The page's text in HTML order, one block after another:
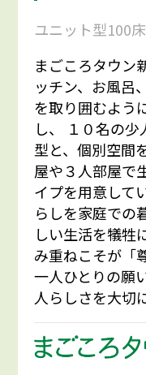
ユニット型100
まごころタウン
ッチン、お風呂
を取り囲むよう
し、 １０名の
型と、個別空間
屋や３人部屋で
イプを用意して
らしを家庭での
しい生活を犠牲
み重ねこそが「
一人ひとりの願
人らしさを大切